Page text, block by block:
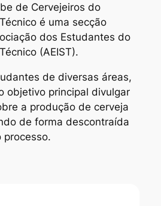
de Cervejeiros do
é uma secção
dos Estudantes do
(AEIST).
de diversas áreas,
objetivo principal divulgar
a produção de cerveja
de forma descontraída